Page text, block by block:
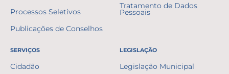
Processos Seletivos
Publicações de Conselhos
Tratamento de Dados
Pessoais
SERVIÇOS
Cidadão
LEGISLAÇÃO
Legislação Municipal